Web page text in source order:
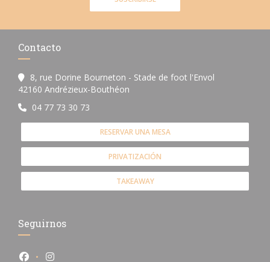
Contacto
8, rue Dorine Bourneton - Stade de foot l'Envol
42160 Andrézieux-Bouthéon
04 77 73 30 73
RESERVAR UNA MESA
PRIVATIZACIÓN
TAKEAWAY
Seguirnos